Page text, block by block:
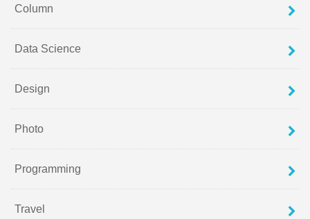
Column
Data Science
Design
Photo
Programming
Travel